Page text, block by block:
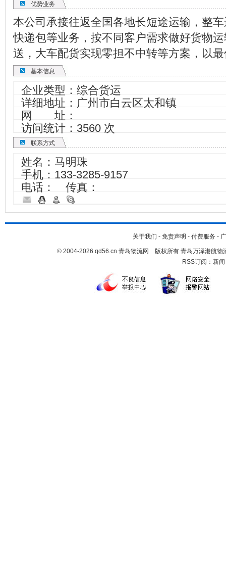
优势业务
本公司承接往返全国各地长短途运输，整
快递包等业务，按不同客户需求做好货物
送，大车配货实现零担不中转等方案，以
基本信息
企业类型：综合货运
详细地址：广州市白云区太和镇
网 址：
访问统计：3560 次
联系方式
姓名：马明珠
手机： 133-3285-9157
电话： 传真：
关于我们 - 免责声明 - 付费服务 -
© 2004-2026 qd56.cn 青岛物流网 版权所有 青岛万泽港航物
RSS订阅： 新闻